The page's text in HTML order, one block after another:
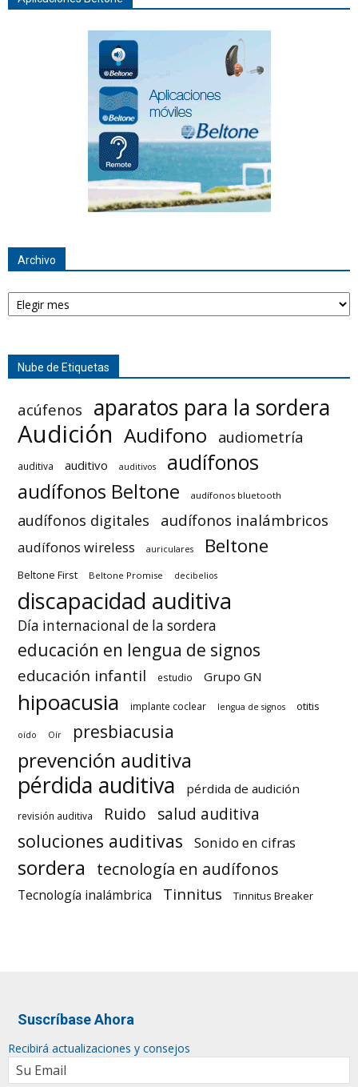
Archivo
Archivo
Nube de Etiquetas
acúfenos aparatos para la sordera
Audición Audifono audiometría
auditiva auditivo auditivos audífonos
audífonos Beltone audífonos bluetooth
audífonos digitales audífonos inalámbricos
audífonos wireless auriculares Beltone
Beltone First Beltone Promise decibelios
discapacidad auditiva
Día internacional de la sordera
educación en lengua de signos
educación infantil estudio Grupo GN
hipoacusia implante coclear lengua de signos otitis
oído Oír presbiacusia
prevención auditiva
pérdida auditiva pérdida de audición
revisión auditiva Ruido salud auditiva
soluciones auditivas Sonido en cifras
sordera tecnología en audífonos
Tecnología inalámbrica Tinnitus Tinnitus Breaker
Suscríbase Ahora
Recibirá actualizaciones y consejos